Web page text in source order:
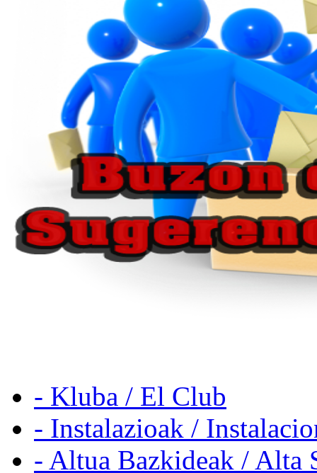
- Kluba / El Club
- Instalazioak /
- Altua Bazkideak / Alta